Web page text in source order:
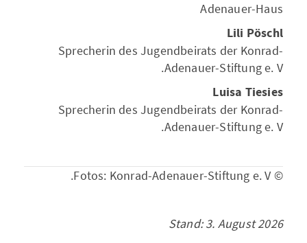
Adenauer-Haus
Lili Pöschl
Sprecherin des Jugendbeirats der Konrad-
Adenauer-Stiftung e. V.
Luisa Tiesies
Sprecherin des Jugendbeirats der Konrad-
Adenauer-Stiftung e. V.
© Fotos: Konrad-Adenauer-Stiftung e. V.
Stand: 3. August 2026